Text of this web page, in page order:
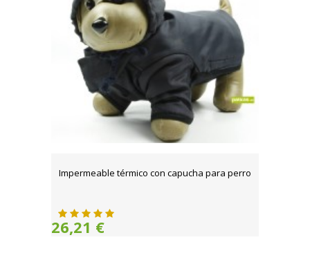
Impermeable térmico con capucha para perro
26,21 €